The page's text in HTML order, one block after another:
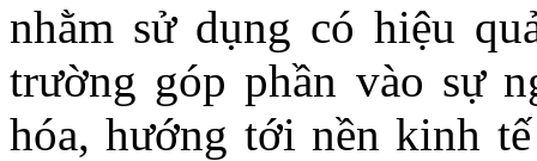
nhằm sử dụng có hiệu
trường góp phần vào sự
hóa, hướng tới nền kinh